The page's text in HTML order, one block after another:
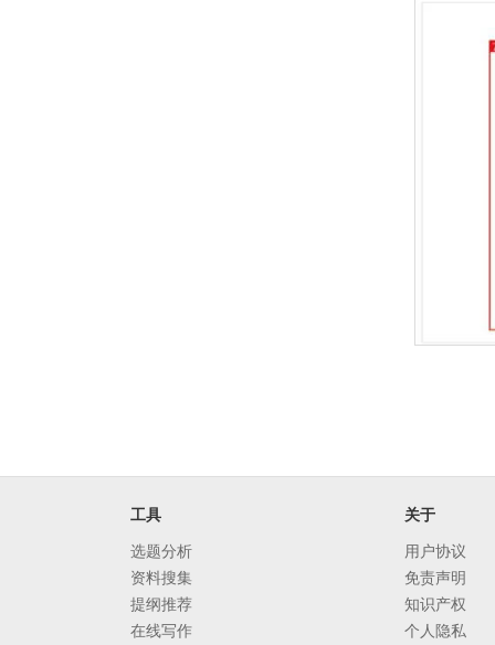
工具
选题分析
资料搜集
提纲推荐
在线写作
关于
用户协议
免责声明
知识产权
个人隐私